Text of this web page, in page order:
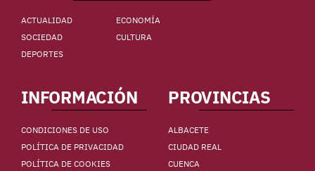
ACTUALIDAD
ECONOMÍA
SOCIEDAD
CULTURA
DEPORTES
INFORMACIÓN
CONDICIONES DE USO
POLÍTICA DE PRIVACIDAD
POLÍTICA DE COOKIES
PROVINCIAS
ALBACETE
CIUDAD REAL
CUENCA